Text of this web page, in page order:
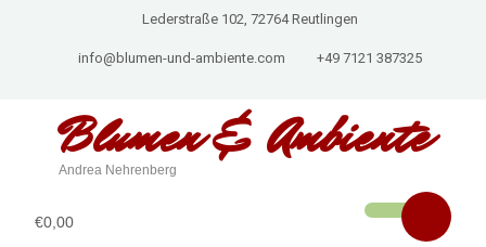
Lederstraße 102, 72764 Reutlingen
info@blumen-und-ambiente.com +49 7121 387325
Blumen &Ambiente
Andrea Nehrenberg
€0,00